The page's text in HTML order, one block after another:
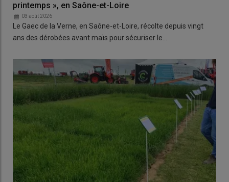
printemps », en Saône-et-Loire
03 août 2026
Le Gaec de la Verne, en Saône-et-Loire, récolte depuis vingt
ans des dérobées avant maïs pour sécuriser le…